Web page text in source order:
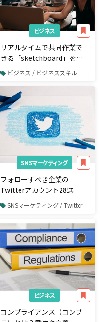
ビジネス
リアルタイムで共同作業で
きる「sketchboard」を使
ってみよう
ビジネス / ビジネススキル
SNSマーケティング
フォローすべき企業の
Twitterアカウント28選
SNSマーケティング / Twitter
ビジネス
コンプライアンス（コンプ